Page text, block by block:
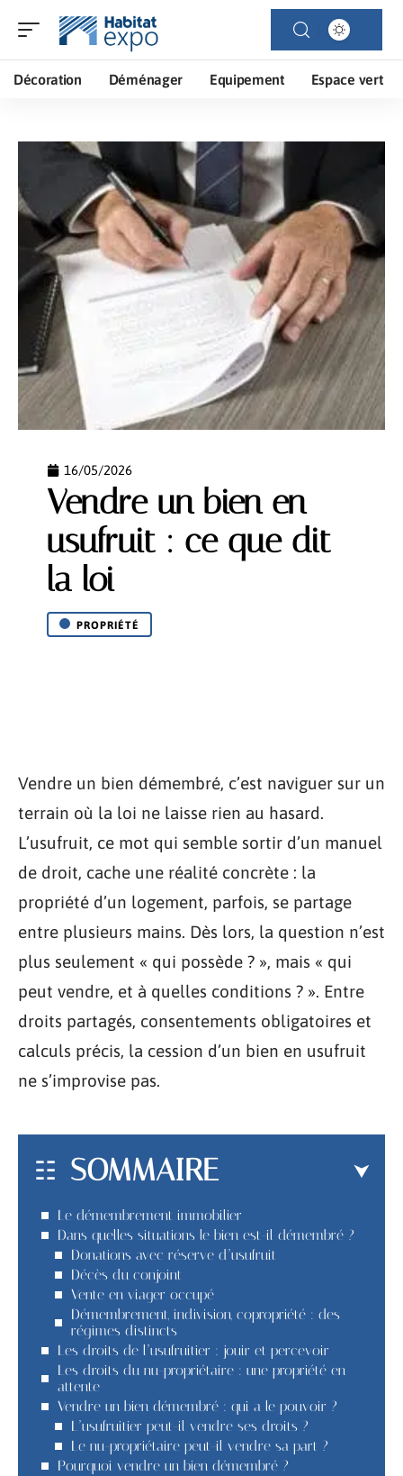
Décoration Déménager Equipement Espace vert
16/05/2026
Vendre un bien en
usufruit : ce que dit
la loi
PROPRIÉTÉ
Vendre un bien démembré, c’est naviguer sur un
terrain où la loi ne laisse rien au hasard.
L’usufruit, ce mot qui semble sortir d’un manuel
de droit, cache une réalité concrète : la
propriété d’un logement, parfois, se partage
entre plusieurs mains. Dès lors, la question n’est
plus seulement « qui possède ? », mais « qui
peut vendre, et à quelles conditions ? ». Entre
droits partagés, consentements obligatoires et
calculs précis, la cession d’un bien en usufruit
ne s’improvise pas.
SOMMAIRE
Le démembrement immobilier
Dans quelles situations le bien est-il démembré ?
Donations avec réserve d’usufruit
Décès du conjoint
Vente en viager occupé
Démembrement, indivision, copropriété : des
régimes distincts
Les droits de l’usufruitier : jouir et percevoir
Les droits du nu-propriétaire : une propriété en
attente
Vendre un bien démembré : qui a le pouvoir ?
L’usufruitier peut-il vendre ses droits ?
Le nu-propriétaire peut-il vendre sa part ?
Pourquoi vendre un bien démembré ?